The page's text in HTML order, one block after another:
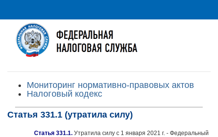
Мониторинг нормативно-правовых актов
Налоговый кодекс
Статья 331.1 (утратила силу)
Статья 331.1. Утратила силу с 1 января 2021 г. - Федеральный